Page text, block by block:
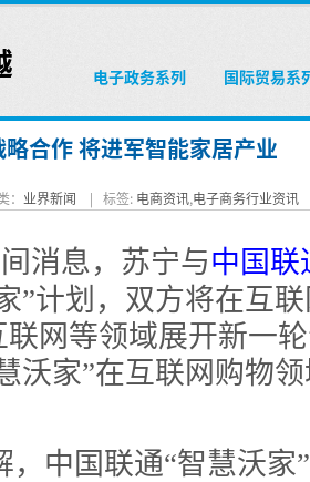
电子政务系列 国际贸易系
合作 将进军智能家居产业
： 业界新闻 | 标签: 电商资讯,电子商务行业资讯
消息，苏宁与中国联
”计划，双方将在互
网等领域展开新一
沃家”在互联网购物
国联通“智慧沃家”